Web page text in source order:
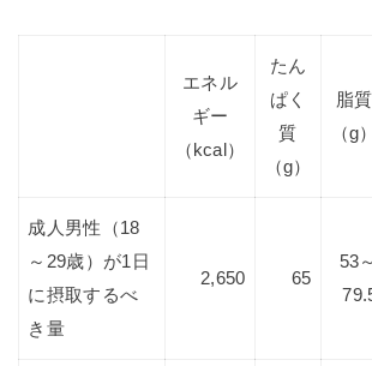
エネル
ギー
（kcal）
たん
ぱく
質
（g）
脂質
（g）
成人男性（18
～29歳）が1日
に摂取するべ
き量
2,650 65
53～